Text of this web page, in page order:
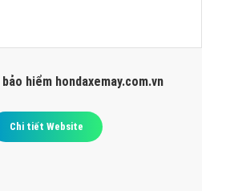
hiểm hondaxemay.com.vn
Chi tiết Website